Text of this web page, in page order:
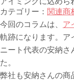
カテゴリー： 関連商
今回のコラムは、 ア
軌跡になります。ア
ニート代表の安納
た。
弊社も安納さんの商